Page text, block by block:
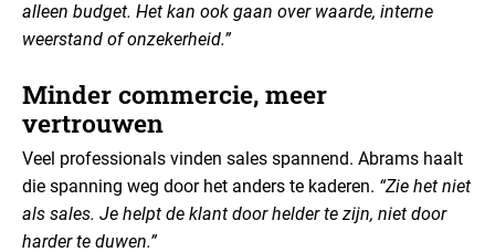
alleen budget. Het kan ook gaan over waarde, interne
weerstand of onzekerheid.”
Minder commercie, meer
vertrouwen
Veel professionals vinden sales spannend. Abrams haalt
die spanning weg door het anders te kaderen. “Zie het niet
als sales. Je helpt de klant door helder te zijn, niet door
harder te duwen.”